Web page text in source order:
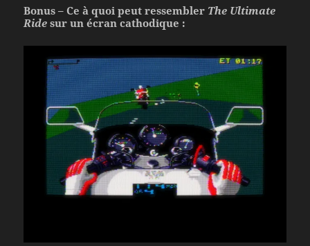
Bonus – Ce à quoi peut ressembler The Ultimate
Ride sur un écran cathodique :